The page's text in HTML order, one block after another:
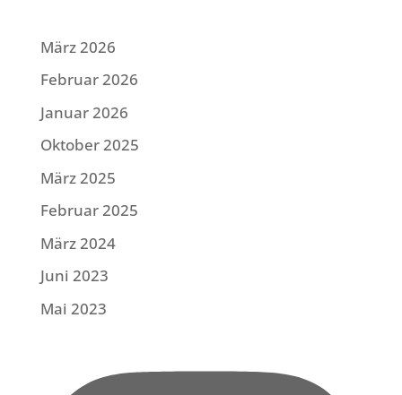
März 2026
Februar 2026
Januar 2026
Oktober 2025
März 2025
Februar 2025
März 2024
Juni 2023
Mai 2023